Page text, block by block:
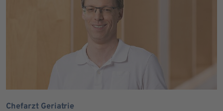
Chefarzt Geriatrie